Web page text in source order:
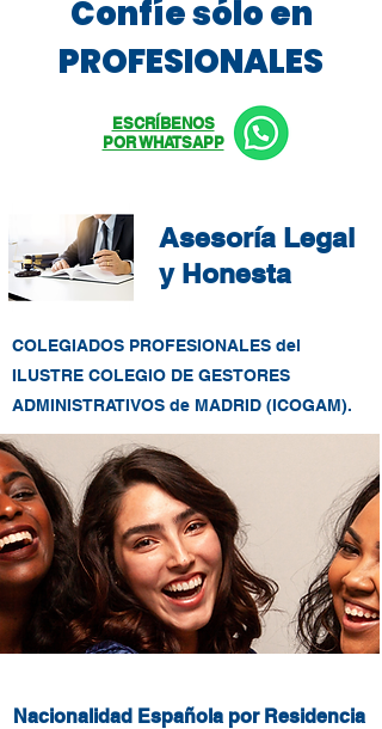
Confíe sólo en
PROFESIONALES
ESCRÍBENOS
POR WHATSAPP
Asesoría Legal
y Honesta
COLEGIADOS PROFESIONALES del
ILUSTRE COLEGIO DE GESTORES
ADMINISTRATIVOS de MADRID (ICOGAM).
Nacionalidad Española por Residencia